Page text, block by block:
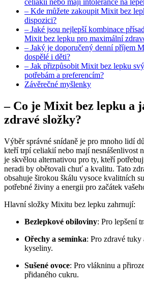
– Kde můžete zakoupit Mixit bez
dispozici?
– Jaké jsou nejlepší kombinace
Mixit bez lepku pro maximální
– Jaký je doporučený denní příjem
dospělé i děti?
– Jak přizpůsobit Mixit bez lepku
potřebám a preferencím?
Závěrečné myšlenky
– Co je Mixit bez lepku a
zdravé složky?
Výběr správné snídaně je pro mnoho lidí
kteří trpí celiakií nebo mají nesnášenlivost
je skvělou alternativou pro ty, kteří
neradi by obětovali chuť a kvalitu. Tato
obsahuje širokou škálu vysoce kvalitních
potřebné živiny a energii pro začátek
Hlavní složky Mixitu bez lepku zahrnují:
Bezlepkové obiloviny: Pro lepšení
Ořechy a semínka: Pro zdravé tuky
kyseliny.
Sušené ovoce: Pro vlákninu a
přidaného cukru.